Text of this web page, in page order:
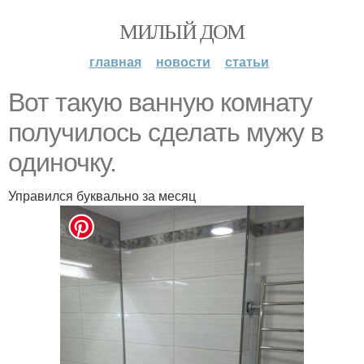
МИЛЫЙ ДОМ
главная новости статьи
Вот такую ванную комнату
получилось сделать мужу в
одиночку.
Управился буквально за месяц